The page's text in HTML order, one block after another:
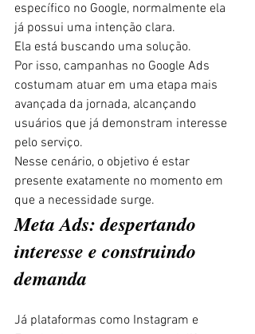
específico no Google, normalmente ela
já possui uma intenção clara.
Ela está buscando uma solução.
Por isso, campanhas no Google Ads
costumam atuar em uma etapa mais
avançada da jornada, alcançando
usuários que já demonstram interesse
pelo serviço.
Nesse cenário, o objetivo é estar
presente exatamente no momento em
que a necessidade surge.
Meta Ads: despertando
interesse e construindo
demanda
Já plataformas como Instagram e